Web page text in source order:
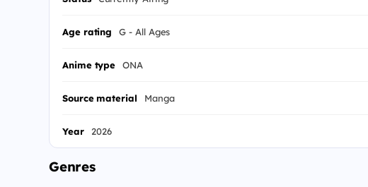
Age rating G - All Ages
Anime type ONA
Source material Manga
Year 2026
Genres